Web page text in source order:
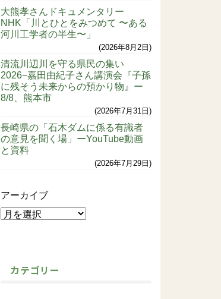
大熊孝さんドキュメンタリー
NHK「川とひとをみつめて 〜ある
河川工学者の半生〜」
2026年8月2日
清流川辺川を守る県民の集い
2026−嘉田由紀子さん講演会『子孫
に残そう未来からの預かり物』ー
8/8、熊本市
2026年7月31日
長崎県の「石木ダムに係る有識者
の意見を聞く場」ーYouTube動画
と資料
2026年7月29日
アーカイブ
カテゴリー